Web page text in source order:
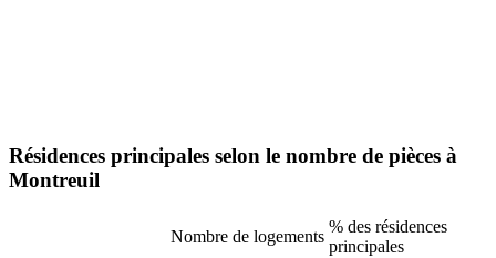
Résidences principales selon le nombre de pièces à
Montreuil
Nombre de logements
% des résidences
principales